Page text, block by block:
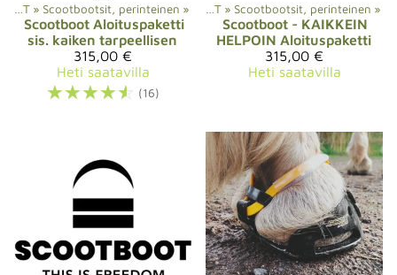
BOOTSIT ‪» Scootbootsit, perinteinen ‪»
Scootboot Aloituspaketti
sis. kaiken tarpeellisen
315,00 €
Heti saatavilla
☆☆☆☆☆ (16)
kengättömille hevosille‪» BOOTSIT ‪» Scootbootsit, perinteinen ‪»
Scootboot - KAIKKEIN
HELPOIN Aloituspaketti
315,00 €
Heti saatavilla